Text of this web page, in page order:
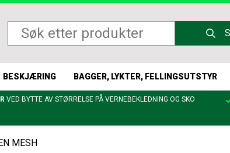
BESKJÆRING BAGGER, LYKTER, FELLINGSUTSTYR
VED BYTTE AV STØRRELSE PÅ VERNEBEKLEDNING OG SKO
MESH